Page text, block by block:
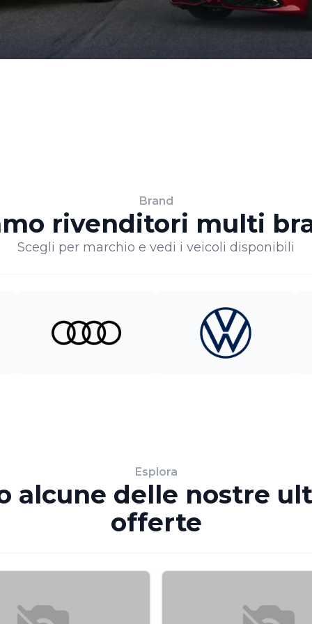
Brand
rivenditori multi
Scegli per marchio e vedi i veicoli disponibili
Esplora
alcune delle nostre
offerte